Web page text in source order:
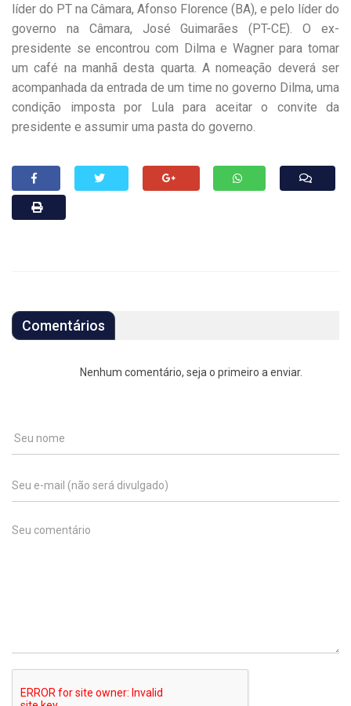
líder do PT na Câmara, Afonso Florence (BA), e pelo líder do
governo na Câmara, José Guimarães (PT-CE). O ex-
presidente se encontrou com Dilma e Wagner para tomar
um café na manhã desta quarta. A nomeação deverá ser
acompanhada da entrada de um time no governo Dilma, uma
condição imposta por Lula para aceitar o convite da
presidente e assumir uma pasta do governo.
Comentários
Nenhum comentário, seja o primeiro a enviar.